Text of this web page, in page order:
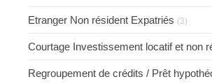
Etranger Non résident Expatriés (3)
Courtage Investissement locatif et non
Regroupement de crédits / Prêt